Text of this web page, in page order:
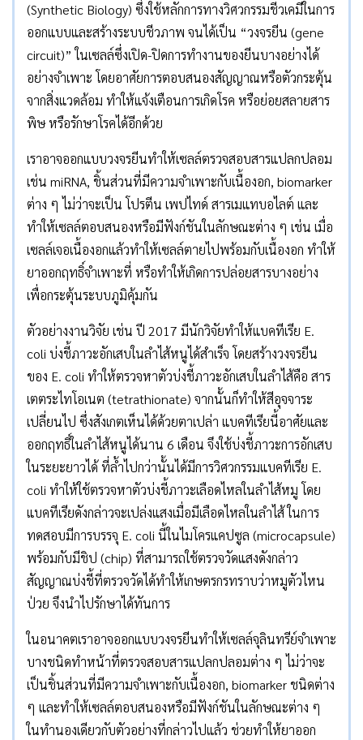
(Synthetic Biology) ซึ่งใช้หลักการทางวิศวกรรมชีวเคมีในการ
ออกแบบและสร้างระบบชีวภาพ จนได้เป็น “วงจรยีน (gene
circuit)” ในเซลล์ซึ่งเปิด-ปิดการทำงานของยีนบางอย่างได้
อย่างจำเพาะ โดยอาศัยการตอบสนองสัญญาณหรือตัวกระตุ้น
จากสิ่งแวดล้อม ทำให้แจ้งเตือนการเกิดโรค หรือย่อยสลายสาร
พิษ หรือรักษาโรคได้อีกด้วย
เราอาจออกแบบวงจรยีนทำให้เซลล์ตรวจสอบสารแปลกปลอม
เช่น miRNA, ชิ้นส่วนที่มีความจำเพาะกับเนื้องอก, biomarker
ต่าง ๆ ไม่ว่าจะเป็น โปรตีน เพปไทด์ สารเมแทบอไลต์ และ
ทำให้เซลล์ตอบสนองหรือมีฟังก์ชันในลักษณะต่าง ๆ เช่น เมื่อ
เซลล์เจอเนื้องอกแล้วทำให้เซลล์ตายไปพร้อมกับเนื้องอก ทำให้
ยาออกฤทธิ์จำเพาะที่ หรือทำให้เกิดการปล่อยสารบางอย่าง
เพื่อกระตุ้นระบบภูมิคุ้มกัน
ตัวอย่างงานวิจัย เช่น ปี 2017 มีนักวิจัยทำให้แบคทีเรีย E.
coli บ่งชี้ภาวะอักเสบในลำไส้หนูได้สำเร็จ โดยสร้างวงจรยีน
ของ E. coli ทำให้ตรวจหาตัวบ่งชี้ภาวะอักเสบในลำไส้คือ สาร
เตตระไทโอเนต (tetrathionate) จากนั้นก็ทำให้สีอุจจาระ
เปลี่ยนไป ซึ่งสังเกตเห็นได้ด้วยตาเปล่า แบคทีเรียนี้อาศัยและ
ออกฤทธิ์ในลำไส้หนูได้นาน 6 เดือน จึงใช้บ่งชี้ภาวะการอักเสบ
ในระยะยาวได้ ที่ล้ำไปกว่านั้นได้มีการวิศวกรรมแบคทีเรีย E.
coli ทำให้ใช้ตรวจหาตัวบ่งชี้ภาวะเลือดไหลในลำไส้หมู โดย
แบคทีเรียดังกล่าวจะเปล่งแสงเมื่อมีเลือดไหลในลำไส้ ในการ
ทดสอบมีการบรรจุ E. coli นี้ในไมโครแคปซูล (microcapsule)
พร้อมกับมีชิป (chip) ที่สามารถใช้ตรวจวัดแสงดังกล่าว
สัญญาณบ่งชี้ที่ตรวจวัดได้ทำให้เกษตรกรทราบว่าหมูตัวไหน
ป่วย จึงนำไปรักษาได้ทันการ
ในอนาคตเราอาจออกแบบวงจรยีนทำให้เซลล์จุลินทรีย์จำเพาะ
บางชนิดทำหน้าที่ตรวจสอบสารแปลกปลอมต่าง ๆ ไม่ว่าจะ
เป็นชิ้นส่วนที่มีความจำเพาะกับเนื้องอก, biomarker ชนิดต่าง
ๆ และทำให้เซลล์ตอบสนองหรือมีฟังก์ชันในลักษณะต่าง ๆ
ในทำนองเดียวกับตัวอย่างที่กล่าวไปแล้ว ช่วยทำให้ยาออก